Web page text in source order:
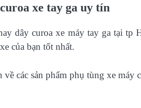
xe tay ga uy tín
dây curoa xe máy tay ga tại tp
của bạn tốt nhất.
các sản phẩm phụ tùng xe máy